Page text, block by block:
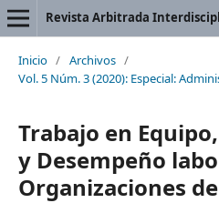
Revista Arbitrada
Inicio / Archivos /
Vol. 5 Núm. 3 (2020): Especial:
Trabajo en
y Desempeño
Organizaciones